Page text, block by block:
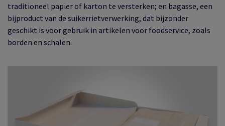
traditioneel papier of karton te versterken; en bagasse, een
bijproduct van de suikerrietverwerking, dat bijzonder
geschikt is voor gebruik in artikelen voor foodservice, zoals
borden en schalen.